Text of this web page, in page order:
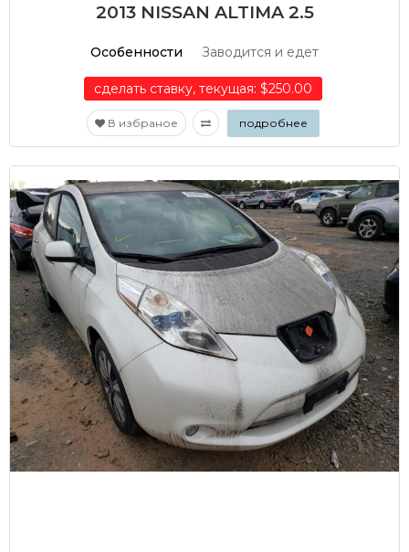
2013 NISSAN ALTIMA 2.5
Особенности Заводится и едет
сделать ставку, текущая: $250.00
В избраное подробнее